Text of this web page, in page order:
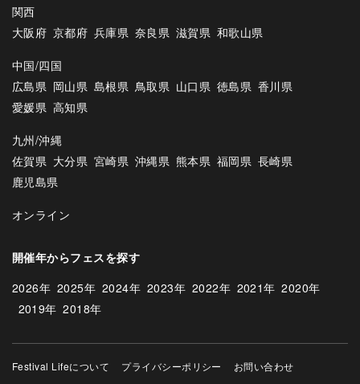
関西
大阪府 京都府 兵庫県 奈良県 滋賀県 和歌山県
中国/四国
広島県 岡山県 島根県 鳥取県 山口県 徳島県 香川県
愛媛県 高知県
九州/沖縄
佐賀県 大分県 宮崎県 沖縄県 熊本県 福岡県 長崎県
鹿児島県
オンライン
開催年からフェスを探す
2026年 2025年 2024年 2023年 2022年 2021年 2020年
2019年 2018年
Festival Lifeについて プライバシーポリシー お問い合わせ